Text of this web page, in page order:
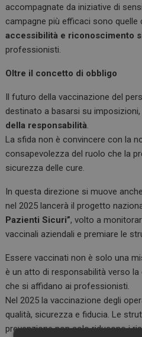
accompagnate da iniziative di
campagne più efficaci sono quelle
accessibilità e riconoscimento
professionisti.
Oltre il concetto di obbligo
Il futuro della vaccinazione del
destinato a basarsi su
della responsabilità.
La sfida non è convincere con la
consapevolezza del ruolo che la
sicurezza delle cure.
In questa direzione si muove
nel 2025 lancerà il progetto
Pazienti Sicuri”, volto a
vaccinali aziendali e premiare le
Essere vaccinati non è solo una
è un atto di responsabilità verso
che si affidano ai professionisti.
Nel 2025 la vaccinazione degli
qualità, sicurezza e fiducia. Le
prevenzione non solo riducono i